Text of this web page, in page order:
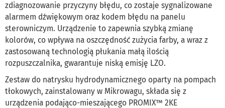
zdiagnozowanie przyczyny błędu, co zostaje sygnalizowane
alarmem dźwiękowym oraz kodem błędu na panelu
sterowniczym. Urządzenie to zapewnia szybką zmianę
kolorów, co wpływa na oszczędność zużycia farby, a wraz z
zastosowaną technologią płukania małą ilością
rozpuszczalnika, gwarantuje niską emisję LZO.
Zestaw do natrysku hydrodynamicznego oparty na pompach
tłokowych, zainstalowany w Mikrowagu, składa się z
urządzenia podająco-mieszającego PROMIX™ 2KE